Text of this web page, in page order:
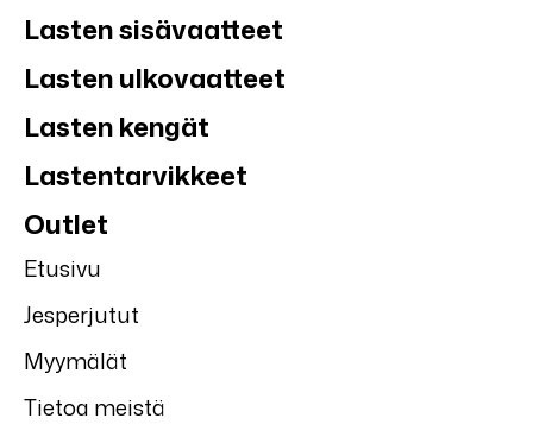
Lasten sisävaatteet
Lasten ulkovaatteet
Lasten kengät
Lastentarvikkeet
Outlet
Etusivu
Jesperjutut
Myymälät
Tietoa meistä